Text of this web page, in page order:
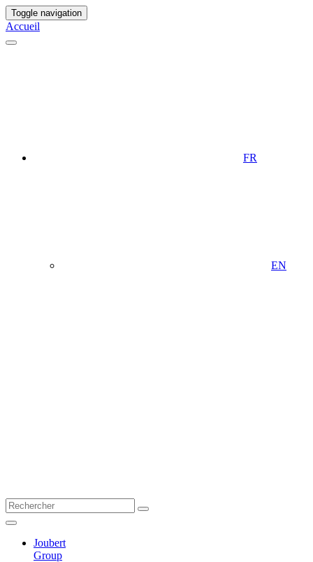
Toggle navigation
Accueil
FR
EN
Joubert
Group